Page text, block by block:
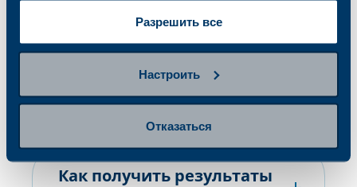
Разрешить все
Настроить
Отказаться
В течении какого времени
я получу результаты
анализов?
Как получить результаты